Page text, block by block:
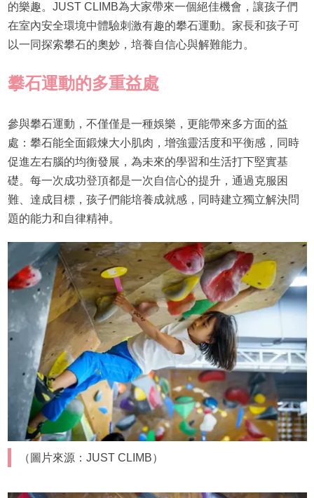
的樂趣。JUST CLIMB為大家帶來一個絕佳機會，讓孩子們
在室內安全環境中體驗刺激有趣的攀石運動。家長和孩子可
以一同探索攀石的奧妙，培養自信心與解難能力。
攀石運動的多重益處
參與攀石運動，不僅僅是一種娛樂，更能帶來多方面的益
處：攀石能全面鍛煉大小肌肉，增強靈活度和平衡感，同時
促進左右腦的均衡發展，為未來的學習和生活打下堅實基
礎。每一次成功登頂都是一次自信心的提升，通過克服困
難、達成目標，孩子們能培養成就感，同時建立獨立解決問
題的能力和自律精神。
（圖片來源：JUST CLIMB）